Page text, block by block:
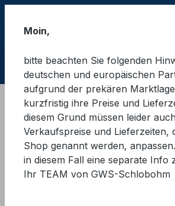
Hebetechnik Anschlagmittel
Güteklasse 8
GWS®-
Automatikhaken 2-
Moin,
bitte beachten Sie folgenden
deutschen und europäischen
aufgrund der prekären
kurzfristig ihre Preise und
diesem Grund müssen leider
Verkaufspreise und Lieferzeiten,
Shop genannt werden,
in diesem Fall eine separate Info
Ihr TEAM von GWS-Schlobohm